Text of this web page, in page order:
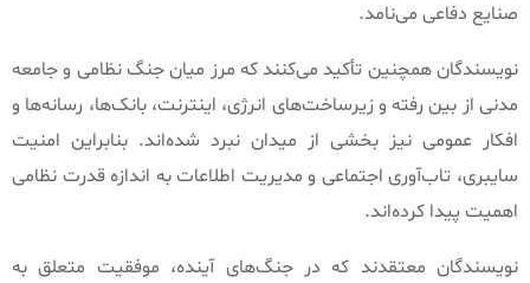
صنایع دفاعی می‌نامد.
نویسندگان همچنین تأکید می‌کنند که مرز میان جنگ نظامی و جامعه
مدنی از بین رفته و زیرساخت‌های انرژی، اینترنت، بانک‌ها، رسانه‌ها و
افکار عمومی نیز بخشی از میدان نبرد شده‌اند. بنابراین امنیت
سایبری، تاب‌آوری اجتماعی و مدیریت اطلاعات به اندازه قدرت نظامی
اهمیت پیدا کرده‌اند.
نویسندگان معتقدند که در جنگ‌های آینده، موفقیت متعلق به